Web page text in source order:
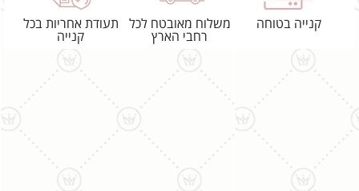
קנייה בטוחה
משלוח מאובטח לכל
רחבי הארץ
תעודת אחריות בכל
קנייה